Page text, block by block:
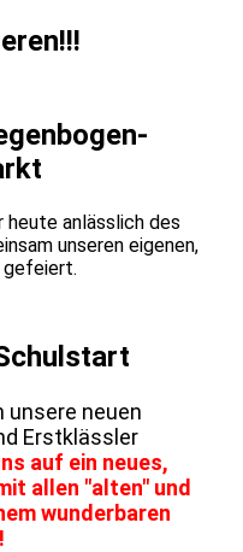
heute anlässlich des
unseren eigenen,
gefeiert.
unsere neuen
Erstklässler
auf ein neues,
allen "alten" und
wunderbaren